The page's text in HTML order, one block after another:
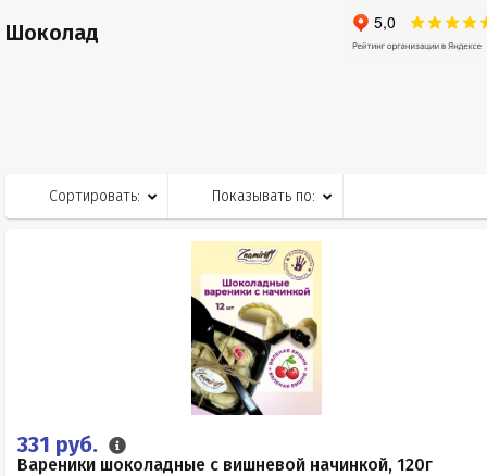
Шоколад
Сортировать: Показывать по:
331 руб.
Вареники шоколадные с вишневой начинкой, 120г